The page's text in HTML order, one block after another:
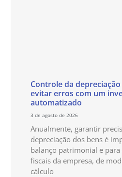
Controle da
evitar erros com um
automatizado
3 de agosto de 2026
Anualmente, garantir
depreciação dos bens é
balanço patrimonial e para
fiscais da empresa, de
cálculo